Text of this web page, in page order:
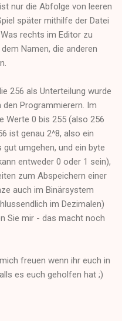
nur die Abfolge von leeren
später mithilfe der Datei
rechts im Editor zu
Namen, die anderen
256 als Unterteilung wurde
Programmierern. Im
Werte 0 bis 255 (also 256
ist genau 2^8, also ein
umgehen, und ein byte
entweder 0 oder 1 sein),
zum Abspeichern einer
auch im Binärsystem
im Dezimalen)
Sie mir - das macht noch
freuen wenn ihr euch in
es euch geholfen hat ;)